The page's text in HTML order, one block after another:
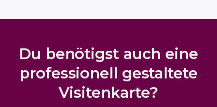
Du benötigst auch eine
professionell gestaltete
Visitenkarte?